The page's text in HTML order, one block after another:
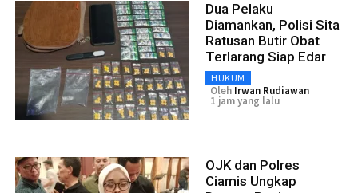
Dua Pelaku
Diamankan, Polisi Sita
Ratusan Butir Obat
Terlarang Siap Edar
HUKUM
Oleh Irwan Rudiawan
1 jam yang lalu
OJK dan Polres
Ciamis Ungkap